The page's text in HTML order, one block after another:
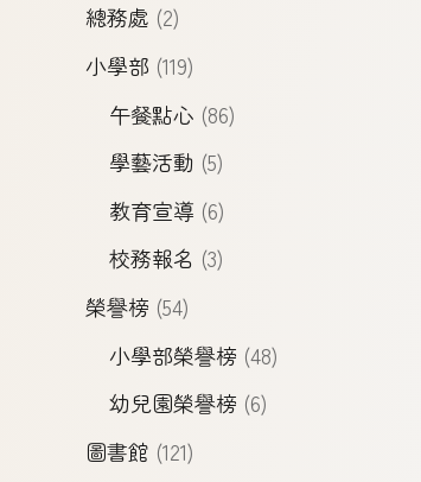
總務處 (2)
小學部 (119)
午餐點心 (86)
學藝活動 (5)
教育宣導 (6)
校務報名 (3)
榮譽榜 (54)
小學部榮譽榜 (48)
幼兒園榮譽榜 (6)
圖書館 (121)